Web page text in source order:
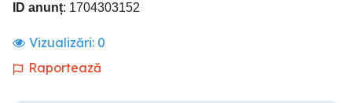
ID anunț: 1704303152
Vizualizări: 0
Raportează